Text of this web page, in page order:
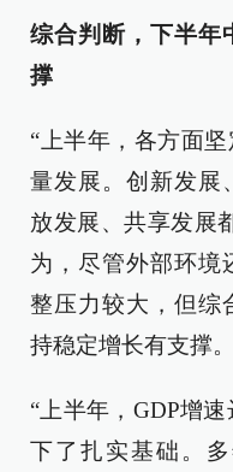
综合判断，下半年
撑
“上半年，各方面
量发展。创新发展
放发展、共享发展
为，尽管外部环境
整压力较大，但综
持稳定增长有支撑。
“上半年，GDP增
下了扎实基础。